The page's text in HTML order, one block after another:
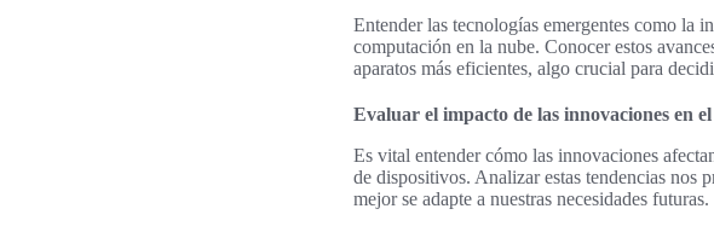
Entender las tecnologías emergentes como la
computación en la nube. Conocer estos
aparatos más eficientes, algo crucial para
Evaluar el impacto de las innovaciones en
Es vital entender cómo las innovaciones
de dispositivos. Analizar estas tendencias nos
mejor se adapte a nuestras necesidades futuras.